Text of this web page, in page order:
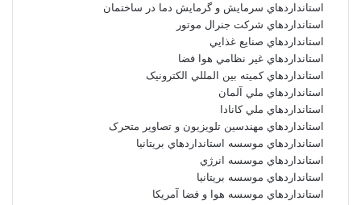
استانداردهاي سرمايش و گرمايش دما در ساختمان
استانداردهاي شرکت جنرال موتور
استانداردهاي صنايع غذايي
استانداردهاي غير نظامي هوا فضا
استانداردهاي کميته بين المللي الکترونيک
استانداردهاي ملي آلمان
استانداردهاي ملي کانادا
استانداردهاي مهندسين تلويزيون و تصاوير متحرک
استانداردهاي موسسه استانداردهاي بريتانيا
استانداردهاي موسسه انرژي
استانداردهاي موسسه بريتانيا
استانداردهاي موسسه هوا و فضا آمريکا